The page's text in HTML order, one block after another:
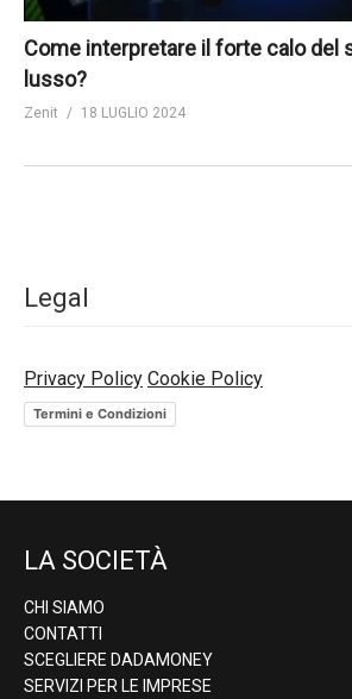
Come interpretare il forte calo del
lusso?
Zenit 18 LUGLIO 2024
Legal
Privacy Policy Cookie Policy
Termini e Condizioni
LA SOCIETÀ
CHI SIAMO
CONTATTI
SCEGLIERE DADAMONEY
SERVIZI PER LE IMPRESE